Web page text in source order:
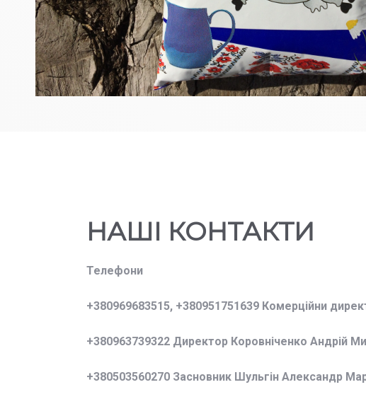
НАШІ КОНТАКТИ
Телефони
+380969683515, +380951751639 Комерційни
+380963739322 Директор Коровніченко Андрій
+380503560270 Засновник Шульгін Александр